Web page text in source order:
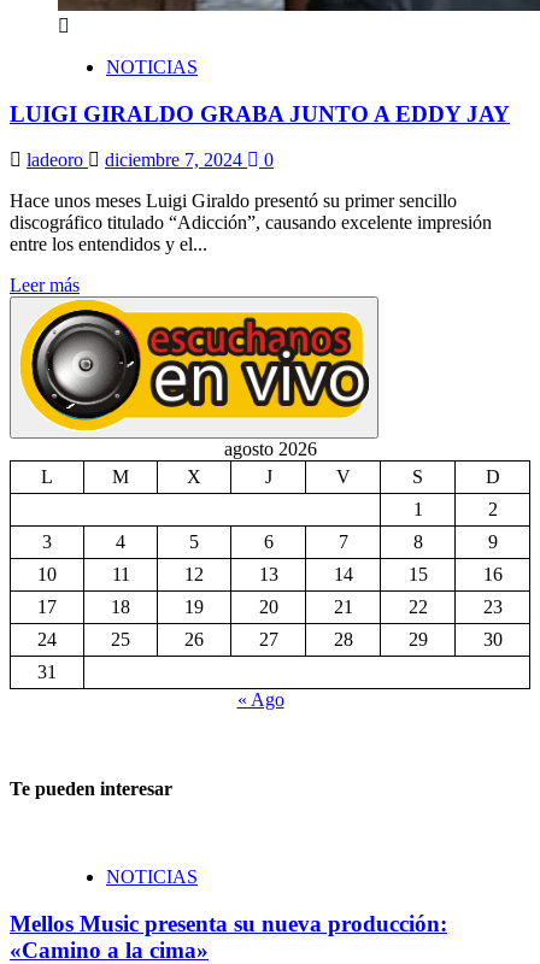
NOTICIAS
LUIGI GIRALDO GRABA JUNTO A EDDY JAY
ladeoro diciembre 7, 2024
0
Hace unos meses Luigi Giraldo presentó su primer sencillo
discográfico titulado “Adicción”, causando excelente impresión
entre los entendidos y el...
Leer más
agosto 2026
L
M X J V S
D
1
2
3
4 5 6 7 8
9
10
11 12 13 14 15
16
17
18 19 20 21 22
23
24
25 26 27 28 29
30
31
« Ago
Te pueden interesar
NOTICIAS
Mellos Music presenta su nueva producción:
«Camino a la cima»